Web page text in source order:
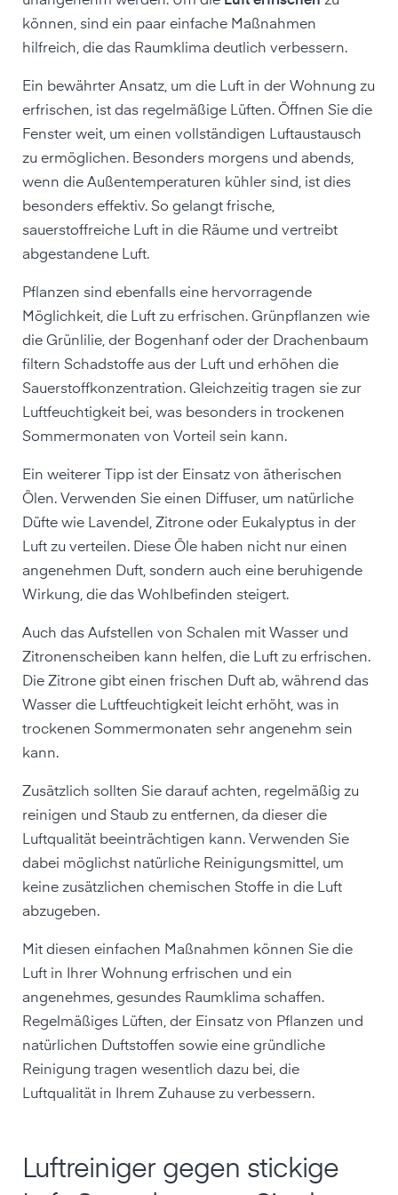
können, sind ein paar einfache Maßnahmen
hilfreich, die das Raumklima deutlich verbessern.
Ein bewährter Ansatz, um die Luft in der Wohnung zu
erfrischen, ist das regelmäßige Lüften. Öffnen Sie die
Fenster weit, um einen vollständigen Luftaustausch
zu ermöglichen. Besonders morgens und abends,
wenn die Außentemperaturen kühler sind, ist dies
besonders effektiv. So gelangt frische,
sauerstoffreiche Luft in die Räume und vertreibt
abgestandene Luft.
Pflanzen sind ebenfalls eine hervorragende
Möglichkeit, die Luft zu erfrischen. Grünpflanzen wie
die Grünlilie, der Bogenhanf oder der Drachenbaum
filtern Schadstoffe aus der Luft und erhöhen die
Sauerstoffkonzentration. Gleichzeitig tragen sie zur
Luftfeuchtigkeit bei, was besonders in trockenen
Sommermonaten von Vorteil sein kann.
Ein weiterer Tipp ist der Einsatz von ätherischen
Ölen. Verwenden Sie einen Diffuser, um natürliche
Düfte wie Lavendel, Zitrone oder Eukalyptus in der
Luft zu verteilen. Diese Öle haben nicht nur einen
angenehmen Duft, sondern auch eine beruhigende
Wirkung, die das Wohlbefinden steigert.
Auch das Aufstellen von Schalen mit Wasser und
Zitronenscheiben kann helfen, die Luft zu erfrischen.
Die Zitrone gibt einen frischen Duft ab, während das
Wasser die Luftfeuchtigkeit leicht erhöht, was in
trockenen Sommermonaten sehr angenehm sein
kann.
Zusätzlich sollten Sie darauf achten, regelmäßig zu
reinigen und Staub zu entfernen, da dieser die
Luftqualität beeinträchtigen kann. Verwenden Sie
dabei möglichst natürliche Reinigungsmittel, um
keine zusätzlichen chemischen Stoffe in die Luft
abzugeben.
Mit diesen einfachen Maßnahmen können Sie die
Luft in Ihrer Wohnung erfrischen und ein
angenehmes, gesundes Raumklima schaffen.
Regelmäßiges Lüften, der Einsatz von Pflanzen und
natürlichen Duftstoffen sowie eine gründliche
Reinigung tragen wesentlich dazu bei, die
Luftqualität in Ihrem Zuhause zu verbessern.
Luftreiniger gegen stickige